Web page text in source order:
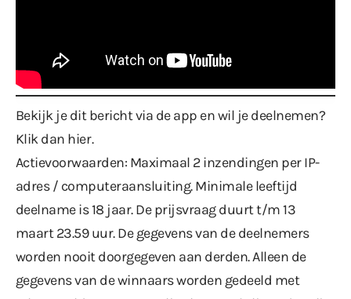
Bekijk je dit bericht via de app en wil je deelnemen?
Klik dan hier.
Actievoorwaarden: Maximaal 2 inzendingen per IP-
adres / computeraansluiting. Minimale leeftijd
deelname is 18 jaar. De prijsvraag duurt t/m 13
maart 23.59 uur. De gegevens van de deelnemers
worden nooit doorgegeven aan derden. Alleen de
gegevens van de winnaars worden gedeeld met